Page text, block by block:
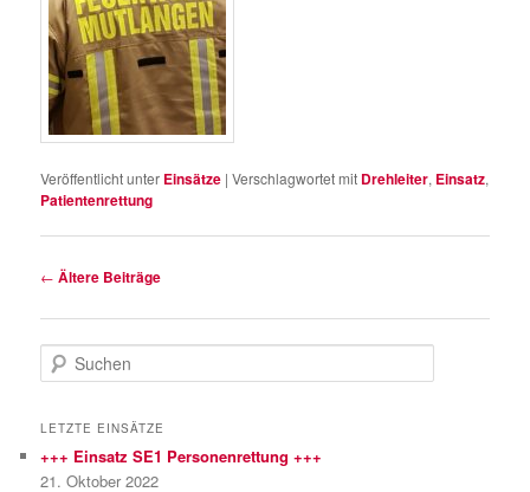
Veröffentlicht unter Einsätze |Verschlagwortet mit Drehleiter, Einsatz,
Patientenrettung
Beitragsnavigation
← Ältere Beiträge
u
h
n
LETZTE EINSÄTZE
+++ Einsatz SE1 Personenrettung +++
21. Oktober 2022